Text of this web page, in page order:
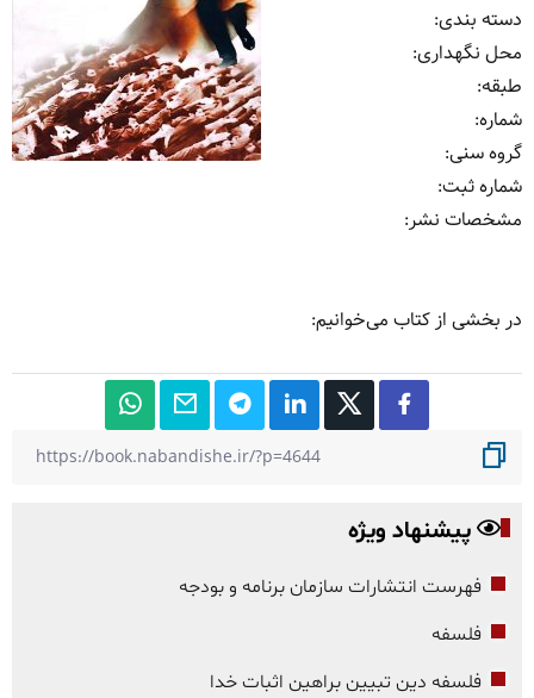
دسته بندی:
محل نگهداری:
طبقه:
شماره:
گروه سنی:
شماره ثبت:
مشخصات نشر: ‏‫
در بخشی از کتاب می‌خوانیم:
پیشنهاد ویژه
فهرست انتشارات سازمان برنامه و بودجه
فلسفه
فلسفه دین تبیین براهین اثبات خدا